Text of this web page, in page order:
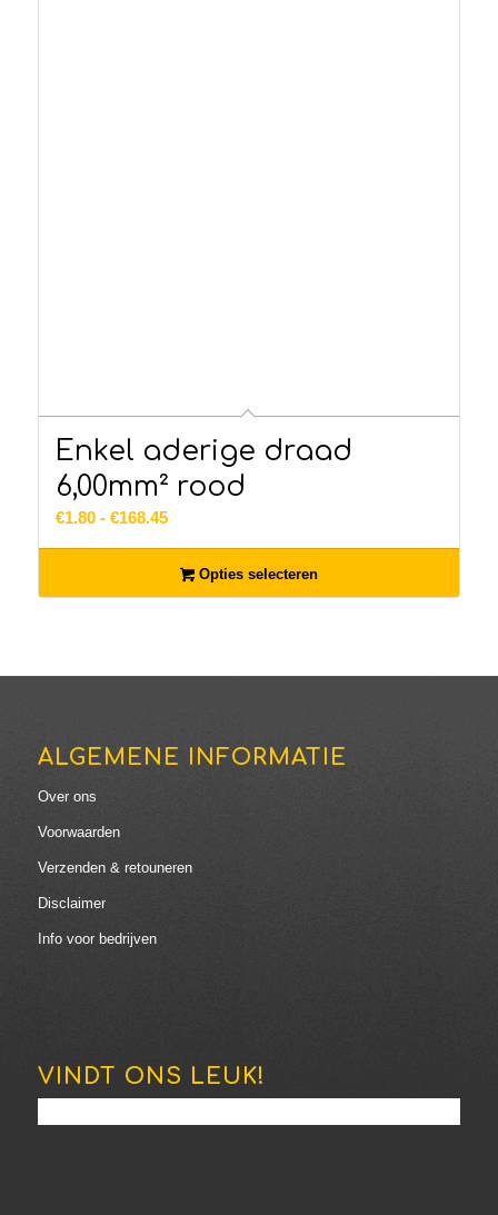
Enkel aderige draad
6,00mm² rood
€1.80 - €168.45Prijsklasse:
tot
€168.45
Opties selecteren
ALGEMENE INFORMATIE
Over ons
Voorwaarden
Verzenden & retouneren
Disclaimer
Info voor bedrijven
VINDT ONS LEUK!